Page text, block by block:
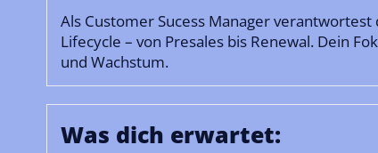
Als Customer Sucess Manager
Lifecycle – von Presales bis Renewal. Dein
und Wachstum.
Was dich erwartet: